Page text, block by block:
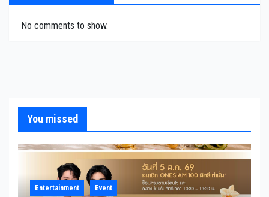
No comments to show.
You missed
Entertainment Event